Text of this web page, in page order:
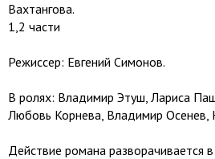
Вахтангова.
1,2 части
Режиссер: Евгений Симонов.
В ролях: Владимир Этуш, Лариса
Любовь Корнева, Владимир Осенев,
Действие романа разворачивается